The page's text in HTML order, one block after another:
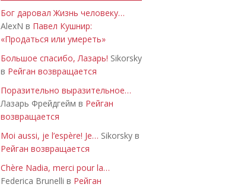
Бог даровал Жизнь человеку…
AlexN в Павел Кушнир:
«Продаться или умереть»
Большое спасибо, Лазарь! Sikorsky
в Рейган возвращается
Поразительно выразительное…
Лазарь Фрейдгейм в Рейган
возвращается
Moi aussi, je l’espère! Je… Sikorsky в
Рейган возвращается
Chère Nadia, merci pour la…
Federica Brunelli в Рейган